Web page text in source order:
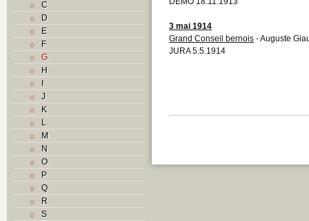
C
D
E
F
G
H
I
J
K
L
M
N
O
P
Q
R
S
3 mai 1914
Grand Conseil bernois - Auguste
JURA 5.5.1914